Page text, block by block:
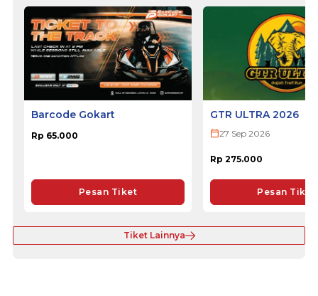
Barcode Gokart
Rp 65.000
Pesan Tiket
GTR ULTRA 2026
27 Sep 2026
Rp 275.000
Pesan Tiket
Tiket Lainnya